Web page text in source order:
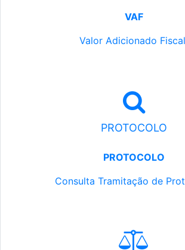
VAF
Valor Adicionado
PROTOCOLO
PROTOCOLO
Consulta Tramitação de